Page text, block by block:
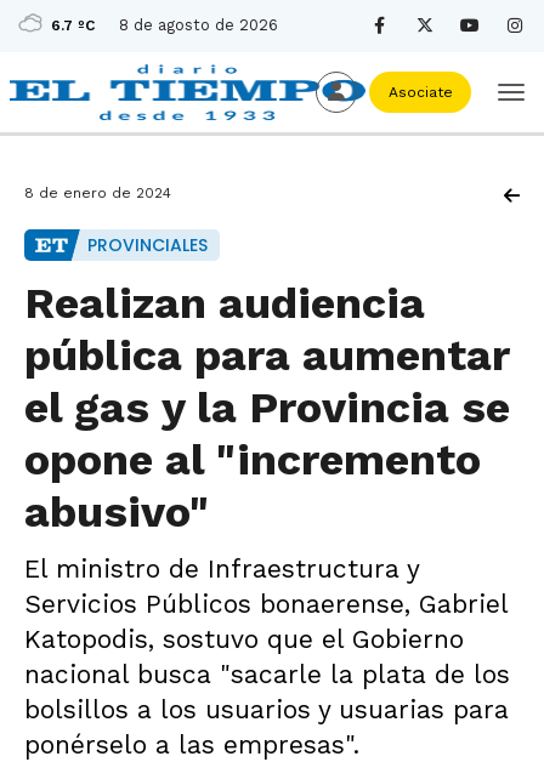
6.7 ºC 8 de agosto de 2026
Asociate
8 de enero de 2024
PROVINCIALES
Realizan audiencia
pública para aumentar
el gas y la Provincia se
opone al "incremento
abusivo"
El ministro de Infraestructura y
Servicios Públicos bonaerense, Gabriel
Katopodis, sostuvo que el Gobierno
nacional busca "sacarle la plata de los
bolsillos a los usuarios y usuarias para
ponérselo a las empresas".